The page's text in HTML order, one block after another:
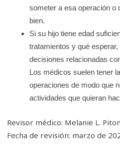
someter a esa operación o
bien.
Si su hijo tiene edad
tratamientos y qué
decisiones relacionadas
Los médicos suelen tener
operaciones de modo que
actividades que quieran
Revisor médico: Melanie L.
Fecha de revisión: marzo de